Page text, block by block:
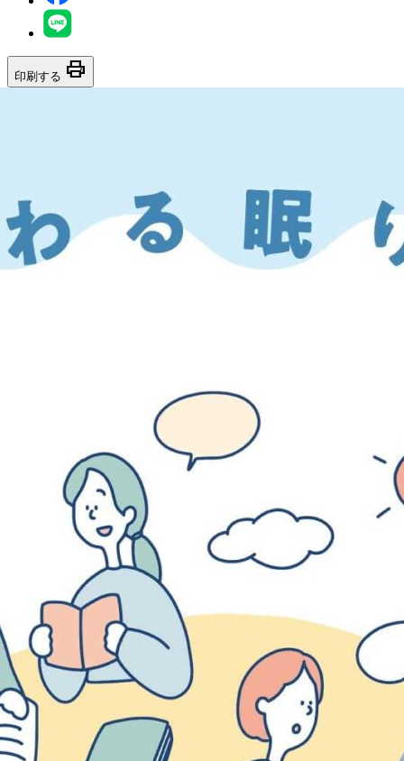
印刷する print